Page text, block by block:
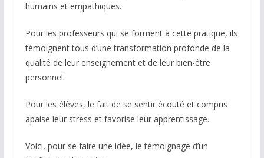
humains et empathiques.
Pour les professeurs qui se forment à cette pratique, ils
témoignent tous d’une transformation profonde de la
qualité de leur enseignement et de leur bien-être
personnel.
Pour les élèves, le fait de se sentir écouté et compris
apaise leur stress et favorise leur apprentissage.
Voici, pour se faire une idée, le témoignage d’un